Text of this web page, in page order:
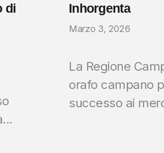
di
Inhorgenta
Marzo 3, 2026
La Regione
orafo campano
successo ai